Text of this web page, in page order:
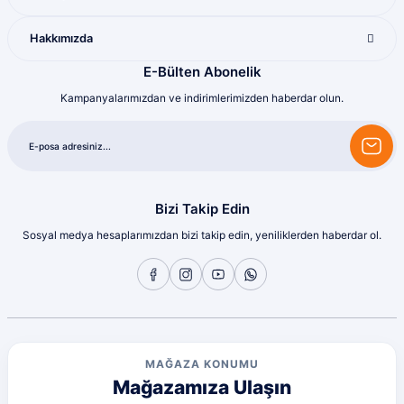
Sorunsuz
Hakkımızda
E-Bülten Abonelik
Kampanyalarımızdan ve indirimlerimizden haberdar olun.
Bizi Takip Edin
Sosyal medya hesaplarımızdan bizi takip edin, yeniliklerden haberdar ol.
MAĞAZA KONUMU
Mağazamıza Ulaşın